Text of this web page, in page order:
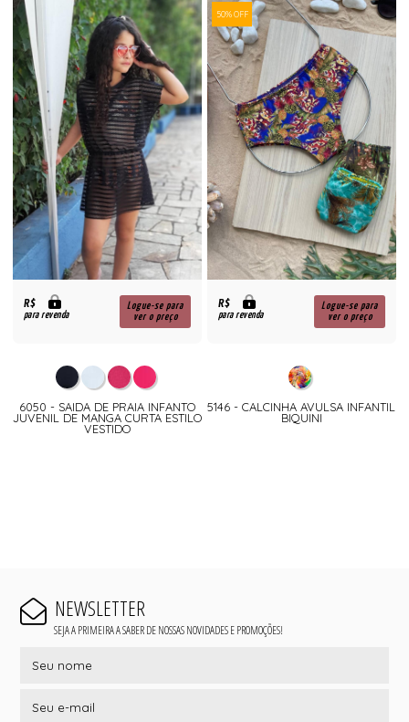
R$
para revenda
Logue-se para
ver o preço
6050 - SAIDA DE PRAIA INFANTO
JUVENIL DE MANGA CURTA ESTILO
VESTIDO
50% OFF
R$
para revenda
Logue-se para
ver o preço
5146 - CALCINHA AVULSA INFANTIL
BIQUINI
NEWSLETTER
SEJA A PRIMEIRA A SABER DE NOSSAS NOVIDADES E PROMOÇÕES!